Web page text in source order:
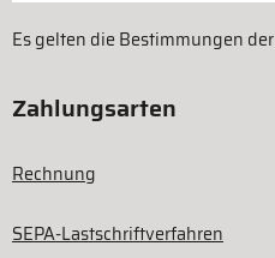
Es gelten die Bestimmungen der
Zahlungsarten
Rechnung
SEPA-Lastschriftverfahren